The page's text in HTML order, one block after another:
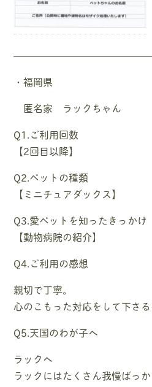
・福岡県
匿名家 ラックちゃん
Q1.ご利用回数
【2回目以降】
Q2.ペットの種類
【ミニチュアダックス】
Q3.愛ペットを知ったきっかけ
【動物病院の紹介】
Q4.ご利用の感想
親切で丁寧。
心のこもった対応をして下さる
Q5.天国のわが子へ
ラックへ
ラックにはたくさん我慢ばっ